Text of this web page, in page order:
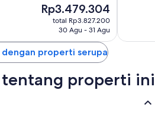
Harga
sekarang
Rp3.479.304
Rp3.479.304
total Rp3.827.200
30 Agu - 31 Agu
ulasan
dengan properti serupa
tentang properti ini